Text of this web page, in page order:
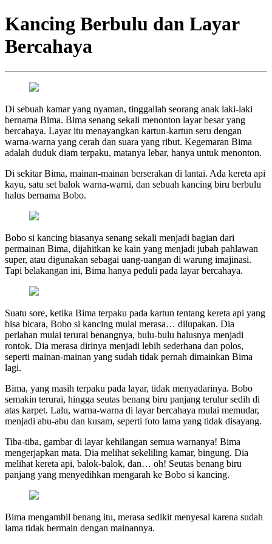
Kancing Berbulu dan Layar
Bercahaya
Di sebuah kamar yang nyaman, tinggallah seorang anak laki-laki
bernama Bima. Bima senang sekali menonton layar besar yang
bercahaya. Layar itu menayangkan kartun-kartun seru dengan
warna-warna yang cerah dan suara yang ribut. Kegemaran Bima
adalah duduk diam terpaku, matanya lebar, hanya untuk menonton.
Di sekitar Bima, mainan-mainan berserakan di lantai. Ada kereta api
kayu, satu set balok warna-warni, dan sebuah kancing biru berbulu
halus bernama Bobo.
Bobo si kancing biasanya senang sekali menjadi bagian dari
permainan Bima, dijahitkan ke kain yang menjadi jubah pahlawan
super, atau digunakan sebagai uang-uangan di warung imajinasi.
Tapi belakangan ini, Bima hanya peduli pada layar bercahaya.
Suatu sore, ketika Bima terpaku pada kartun tentang kereta api yang
bisa bicara, Bobo si kancing mulai merasa… dilupakan. Dia
perlahan mulai terurai benangnya, bulu-bulu halusnya menjadi
rontok. Dia merasa dirinya menjadi lebih sederhana dan polos,
seperti mainan-mainan yang sudah tidak pernah dimainkan Bima
lagi.
Bima, yang masih terpaku pada layar, tidak menyadarinya. Bobo
semakin terurai, hingga seutas benang biru panjang terulur sedih di
atas karpet. Lalu, warna-warna di layar bercahaya mulai memudar,
menjadi abu-abu dan kusam, seperti foto lama yang tidak disayang.
Tiba-tiba, gambar di layar kehilangan semua warnanya! Bima
mengerjapkan mata. Dia melihat sekeliling kamar, bingung. Dia
melihat kereta api, balok-balok, dan… oh! Seutas benang biru
panjang yang menyedihkan mengarah ke Bobo si kancing.
Bima mengambil benang itu, merasa sedikit menyesal karena sudah
lama tidak bermain dengan mainannya.